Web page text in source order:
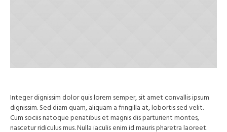
Integer dignissim dolor quis lorem semper, sit amet convallis ipsum
dignissim. Sed diam quam, aliquam a fringilla at, lobortis sed velit.
Cum sociis natoque penatibus et magnis dis parturient montes,
nascetur ridiculus mus. Nulla iaculis enim id mauris pharetra laoreet.